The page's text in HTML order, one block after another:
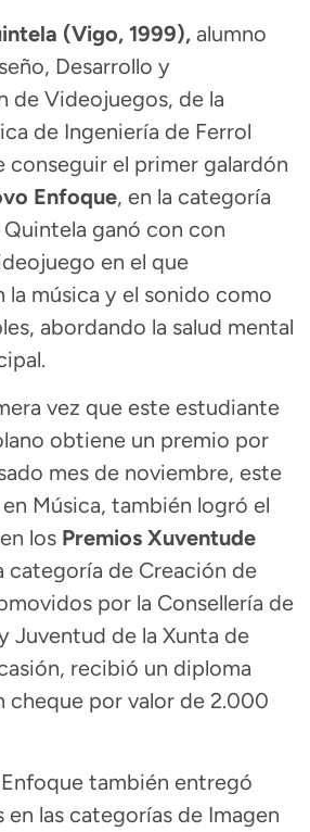
(Vigo, 1999), alumno
Desarrollo y
de Videojuegos, de la
de Ingeniería de Ferrol
conseguir el primer galardón
Enfoque, en la categoría
ganó con con
en el que
la música y el sonido como
abordando la salud mental
vez que este estudiante
obtiene un premio por
mes de noviembre, este
Música, también logró el
los Premios Xuventude
categoría de Creación de
por la Consellería de
Juventud de la Xunta de
recibió un diploma
cheque por valor de 2.000
también entregó
las categorías de Imagen